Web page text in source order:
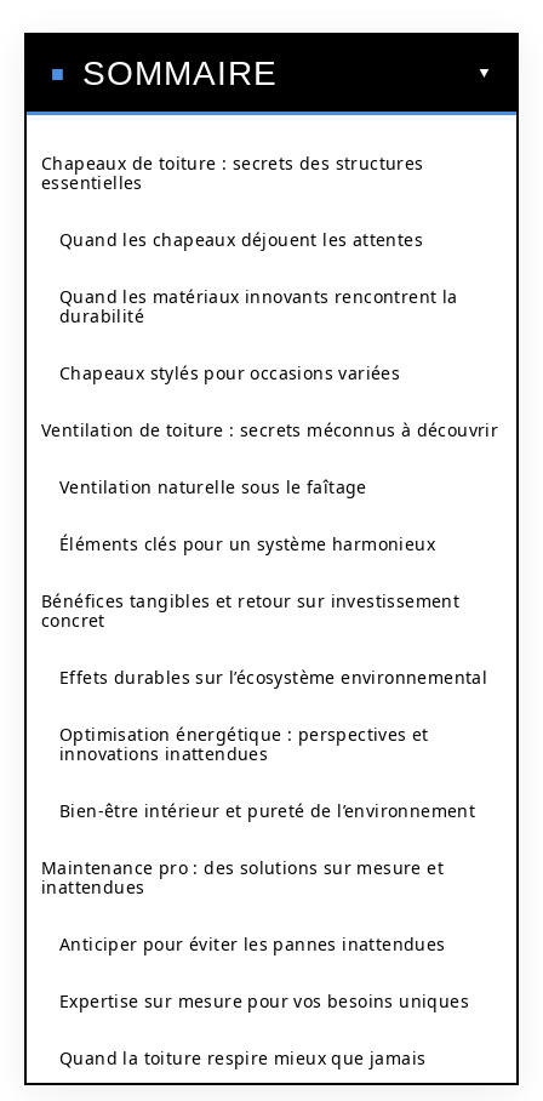
SOMMAIRE
Chapeaux de toiture : secrets des structures
essentielles
Quand les chapeaux déjouent les attentes
Quand les matériaux innovants rencontrent la
durabilité
Chapeaux stylés pour occasions variées
Ventilation de toiture : secrets méconnus à découvrir
Ventilation naturelle sous le faîtage
Éléments clés pour un système harmonieux
Bénéfices tangibles et retour sur investissement
concret
Effets durables sur l’écosystème environnemental
Optimisation énergétique : perspectives et
innovations inattendues
Bien-être intérieur et pureté de l’environnement
Maintenance pro : des solutions sur mesure et
inattendues
Anticiper pour éviter les pannes inattendues
Expertise sur mesure pour vos besoins uniques
Quand la toiture respire mieux que jamais